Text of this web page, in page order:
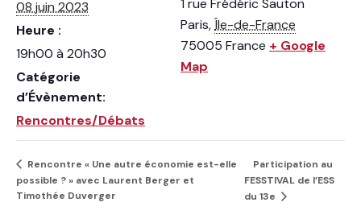
08 juin 2023
Heure :
19h00 à 20h30
Catégorie
d’Évènement:
Rencontres/Débats
1 rue Frédéric Sauton
Paris,Île-de-France
75005 France + Google
Map
Rencontre « Une autre économie est-elle
possible ? » avec Laurent Berger et
Timothée Duverger
Participation au
FESSTIVAL de l’ESS
du 13e